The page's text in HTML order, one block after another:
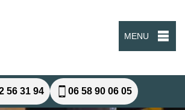
MENU
56 31 94 06 58 90 06 05